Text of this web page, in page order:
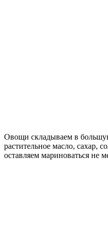
Овощи складываем в
растительное масло, сахар,
оставляем мариноваться не